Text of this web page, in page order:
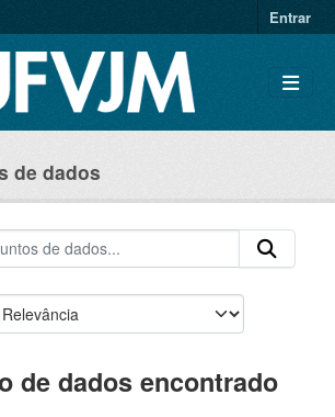
Entrar
de dados
de dados encontrado